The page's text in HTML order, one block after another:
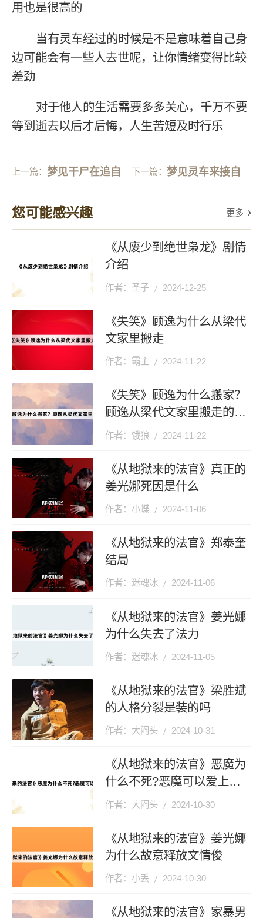
用也是很高的
当有灵车经过的时候是不是意味着自己身
边可能会有一些人去世呢，让你情绪变得比较
差劲
对于他人的生活需要多多关心，千万不要
等到逝去以后才后悔，人生苦短及时行乐
上一篇：梦见干尸在追自 下一篇： 梦见灵车来接自
您可能感兴趣 更多
《从废少到绝世枭龙》剧情
介绍
作者：圣子 2024-12-25
《失笑》顾逸为什么从梁代
文家里搬走
作者：霸主 2024-11-22
《失笑》顾逸为什么搬家？
顾逸从梁代文家里搬走的原
因？
作者：饿狼 2024-11-22
《从地狱来的法官》真正的
姜光娜死因是什么
作者：小蝶 2024-11-06
《从地狱来的法官》郑泰奎
结局
作者：迷魂冰 2024-11-06
《从地狱来的法官》姜光娜
为什么失去了法力
作者：迷魂冰 2024-11-05
《从地狱来的法官》梁胜斌
的人格分裂是装的吗
作者：大闷头 2024-10-31
《从地狱来的法官》恶魔为
什么不死?恶魔可以爱上人
类吗?
作者：大闷头 2024-10-30
《从地狱来的法官》姜光娜
为什么故意释放文情俊
作者：小丢 2024-10-30
《从地狱来的法官》家暴男